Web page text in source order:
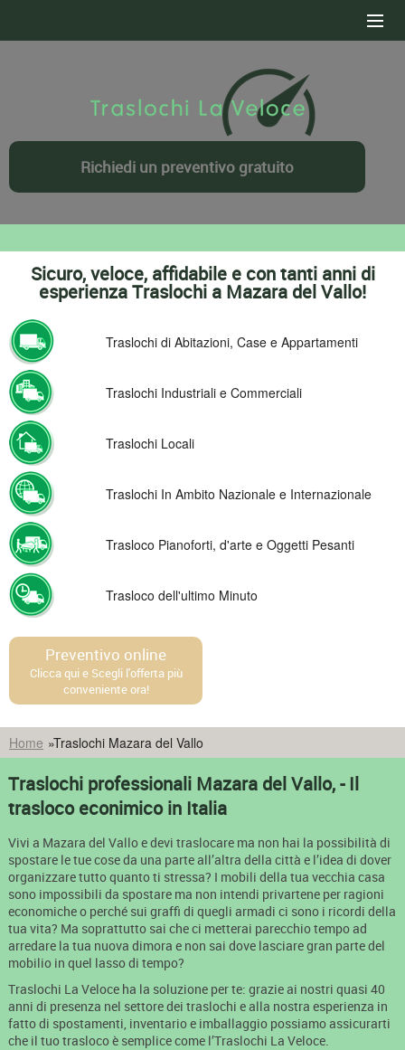
CONTATTI
PREVENTIVO GRATUITO
Richiedi un preventivo gratuito
Sicuro, veloce, affidabile e con tanti anni di
esperienza Traslochi a Mazara del Vallo!
Traslochi di Abitazioni, Case e Appartamenti
Traslochi Industriali e Commerciali
Traslochi Locali
Traslochi In Ambito Nazionale e Internazionale
Trasloco Pianoforti, d'arte e Oggetti Pesanti
Trasloco dell'ultimo Minuto
Preventivo online
Clicca qui e Scegli l'offerta più
conveniente ora!
Home »Traslochi Mazara del Vallo
Traslochi professionali Mazara del Vallo, - Il
trasloco econimico in Italia
Vivi a Mazara del Vallo e devi traslocare ma non hai la possibilità di
spostare le tue cose da una parte all’altra della città e l’idea di dover
organizzare tutto quanto ti stressa? I mobili della tua vecchia casa
sono impossibili da spostare ma non intendi privartene per ragioni
economiche o perché sui graffi di quegli armadi ci sono i ricordi della
tua vita? Ma soprattutto sai che ci metterai parecchio tempo ad
arredare la tua nuova dimora e non sai dove lasciare gran parte del
mobilio in quel lasso di tempo?
Traslochi La Veloce ha la soluzione per te: grazie ai nostri quasi 40
anni di presenza nel settore dei traslochi e alla nostra esperienza in
fatto di spostamenti, inventario e imballaggio possiamo assicurarti
che il tuo trasloco è semplice come l’Traslochi La Veloce.